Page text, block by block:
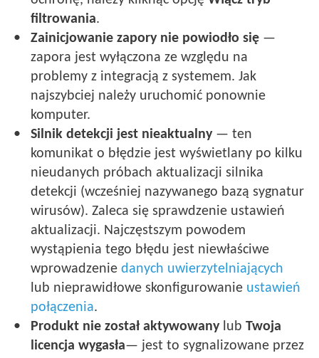
filtrowania.
Zainicjowanie zapory nie powiodło się —
zapora jest wyłączona ze względu na
problemy z integracją z systemem. Jak
najszybciej należy uruchomić ponownie
komputer.
Silnik detekcji jest nieaktualny— ten
komunikat o błędzie jest wyświetlany po kilku
nieudanych próbach aktualizacji silnika
detekcji (wcześniej nazywanego bazą sygnatur
wirusów). Zaleca się sprawdzenie ustawień
aktualizacji. Najczęstszym powodem
wystąpienia tego błędu jest niewłaściwe
wprowadzeniedanych uwierzytelniających
lub nieprawidłowe skonfigurowanie ustawień
połączenia.
Produkt nie został aktywowanylubTwoja
licencja wygasła— jest to sygnalizowane przez